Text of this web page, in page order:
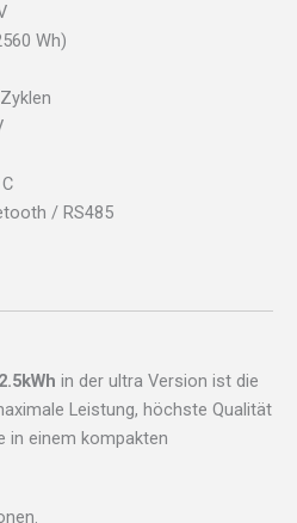
Wh)
/ RS485
in der ultra Version ist die
Leistung, höchste Qualität
in einem kompakten